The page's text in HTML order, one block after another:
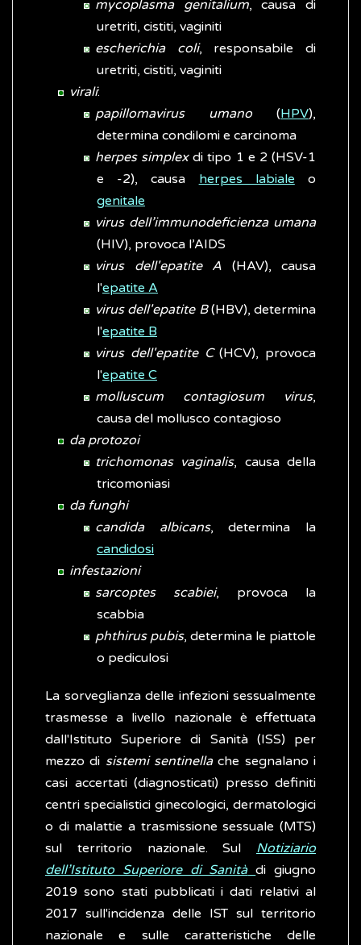
mycoplasma genitalium, causa di
uretriti, cistiti, vaginiti
escherichia coli, responsabile di
uretriti, cistiti, vaginiti
virali:
papillomavirus umano(HPV),
determina condilomi e carcinoma
herpes simplexdi tipo 1 e 2 (HSV-1
e -2), causa herpes labiale o
genitale
virus dell’immunodeficienza umana
(HIV), provoca l’AIDS
virus dell'epatite A (HAV), causa
l'epatite A
virus dell'epatite B(HBV), determina
l'epatite B
virus dell'epatite C(HCV), provoca
l'epatite C
molluscum contagiosum virus,
causa del mollusco contagioso
da protozoi
trichomonas vaginalis, causa della
tricomoniasi
da funghi
candida albicans, determina la
candidosi
infestazioni
sarcoptes scabiei, provoca la
scabbia
phthirus pubis, determina le piattole
o pediculosi
La sorveglianza delle infezioni sessualmente
trasmesse a livello nazionale è effettuata
dall'Istituto Superiore di Sanità (ISS) per
mezzo di sistemi sentinellache segnalano i
casi accertati (diagnosticati) presso definiti
centri specialistici ginecologici, dermatologici
o di malattie a trasmissione sessuale (MTS)
sul territorio nazionale. Sul Notiziario
dell’Istituto Superiore di Sanità di giugno
2019 sono stati pubblicati i dati relativi al
2017 sull'incidenza delle IST sul territorio
nazionale e sulle caratteristiche delle